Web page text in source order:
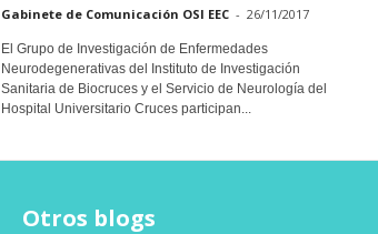
Gabinete de Comunicación OSI EEC - 26/11/2017
El Grupo de Investigación de Enfermedades
Neurodegenerativas del Instituto de Investigación
Sanitaria de Biocruces y el Servicio de Neurología del
Hospital Universitario Cruces participan...
Otros blogs